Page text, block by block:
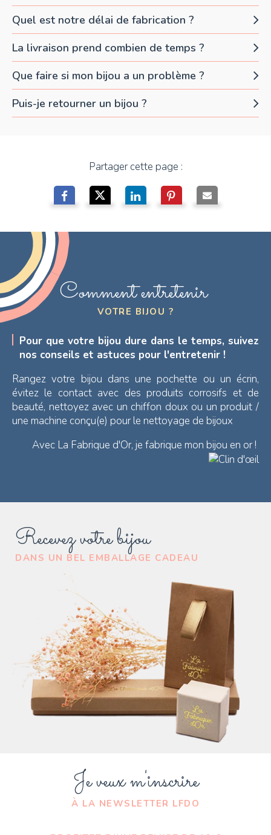
Quel est notre délai de fabrication ?
La livraison prend combien de temps ?
Que faire si mon bijou a un problème ?
Puis-je retourner un bijou ?
Partager cette page :
Recevez votre bijou
DANS UN BEL EMBALLAGE CADEAU
Comment entretenir
VOTRE BIJOU ?
Pour que votre bijou dure dans le temps, suivez
nos conseils et astuces pour l'entretenir !
Rangez votre bijou dans une pochette ou un écrin,
évitez le contact avec des produits corrosifs et de
beauté, nettoyez avec un chiffon doux ou un produit /
une machine conçu(e) pour le nettoyage de bijoux
Avec La Fabrique d'Or, je fabrique mon bijou en or !
Je veux m'inscrire
À LA NEWSLETTER LFDO